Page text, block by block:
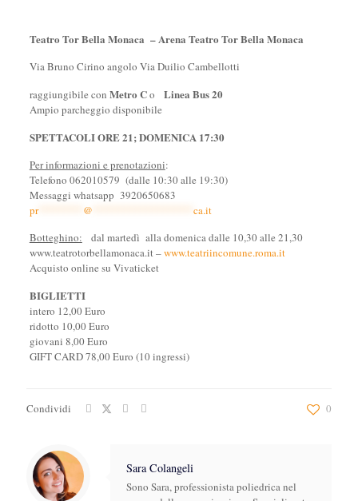
Teatro Tor Bella Monaca – Arena Teatro Tor Bella Monaca
Via Bruno Cirino angolo Via Duilio Cambellotti
raggiungibile con Metro Co Linea Bus20
Ampio parcheggio disponibile
SPETTACOLI ORE 21; DOMENICA 17:30
Per informazioni e prenotazioni:
Telefono 062010579 (dalle 10:30 alle 19:30)
Messaggi whatsapp 3920650683
pr******** @
ca.it
Botteghino: dal martedì alla domenica dalle 10,30 alle 21,30
www.teatrotorbellamonaca.it –www.teatriincomune.roma.it
Acquisto online su Vivaticket
BIGLIETTI
intero 12,00 Euro
ridotto 10,00 Euro
giovani 8,00 Euro
GIFT CARD 78,00 Euro (10 ingressi)
Condividi 0
Sara Colangeli
Sono Sara, professionista poliedrica nel